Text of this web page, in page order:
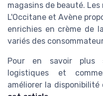
magasins de beauté.
L'Occitane et Avène
enrichies en crème de
variés des
Pour en savoir plus
logistiques et
améliorer la